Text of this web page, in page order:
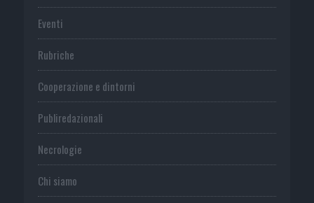
Eventi
Rubriche
Cooperazione e dintorni
Publiredazionali
Necrologie
Chi siamo